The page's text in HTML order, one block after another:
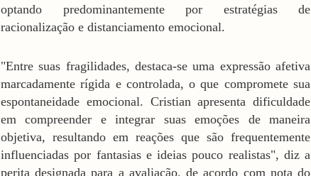
optando predominantemente por estratégias de
racionalização e distanciamento emocional.
"Entre suas fragilidades, destaca-se uma expressão afetiva
marcadamente rígida e controlada, o que compromete sua
espontaneidade emocional. Cristian apresenta dificuldade
em compreender e integrar suas emoções de maneira
objetiva, resultando em reações que são frequentemente
influenciadas por fantasias e ideias pouco realistas", diz a
perita designada para a avaliação, de acordo com nota do